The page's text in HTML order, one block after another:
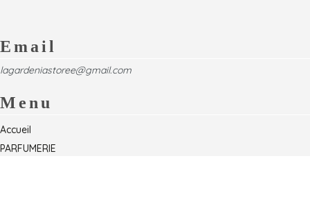
Email
lagardeniastoree@gmail.com
Menu
Accueil
PARFUMERIE